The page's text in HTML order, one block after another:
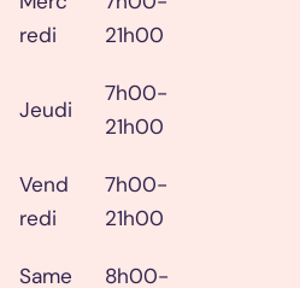
redi
21h00
Jeudi
7h00-
21h00
Vend
redi
7h00-
21h00
Same
8h00-